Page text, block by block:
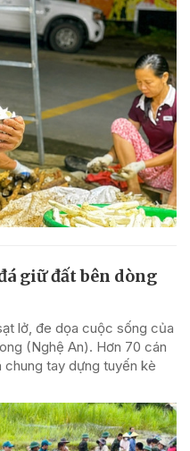
giữ đất bên dòng
lở, đe dọa cuộc sống của
(Nghệ An). Hơn 70 cán
tay dựng tuyến kè